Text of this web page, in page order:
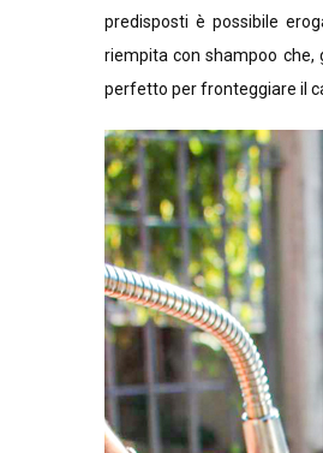
predisposti è possibile
riempita con shampoo che,
perfetto per fronteggiare il